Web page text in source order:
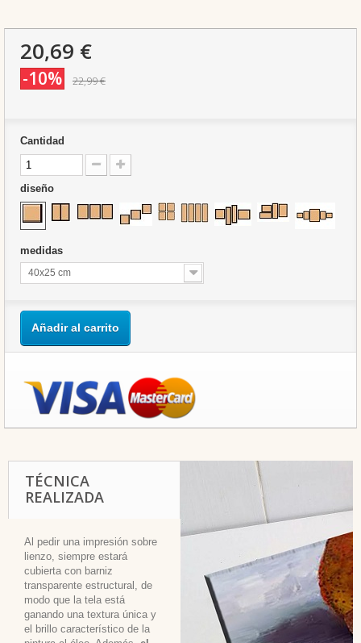
20,69 €
-10% 22,99 €
Cantidad
diseño
medidas
40x25 cm
Añadir al carrito
TÉCNICA
REALIZADA
Al pedir una impresión sobre
lienzo, siempre estará
cubierta con barniz
transparente estructural, de
modo que la tela está
ganando una textura única y
el brillo característico de la